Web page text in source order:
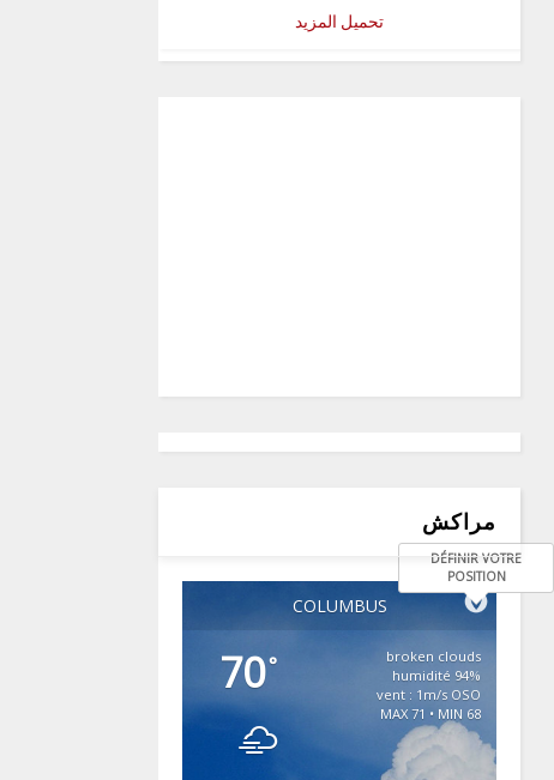
تحميل المزيد
مراكش
COLUMBUS
DÉFINIR VOTRE
POSITION
70°
broken clouds
94% humidité
vent : 1m/s OSO
MAX 71 • MIN 68